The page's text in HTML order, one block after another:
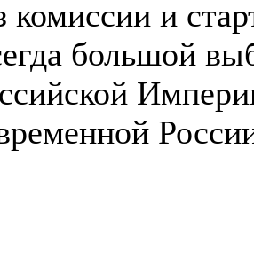
комиссии и
большой